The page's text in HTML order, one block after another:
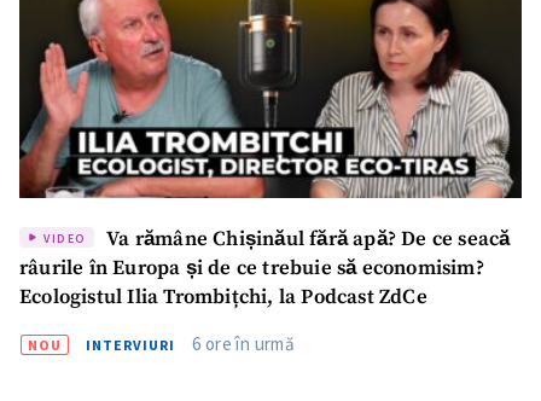
VIDEO
Va rămâne Chișinăul fără apă? De ce seacă
râurile în Europa și de ce trebuie să economisim?
Ecologistul Ilia Trombițchi, la Podcast ZdCe
NOU INTERVIURI 6 ore în urmă
ȘTIREA MEA
Titlu știre
+ Adaugă titlu
Link media
+ Link media